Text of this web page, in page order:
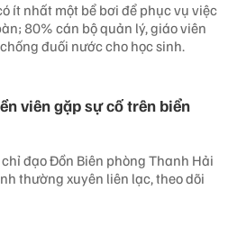
ít nhất một bể bơi để phục vụ việc
80% cán bộ quản lý, giáo viên
đuối nước cho học sinh.
viên gặp sự cố trên biển
đạo Đồn Biên phòng Thanh Hải
thường xuyên liên lạc, theo dõi